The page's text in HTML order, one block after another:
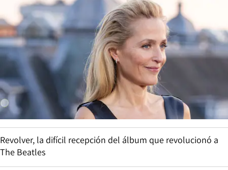
Revolver, la difícil recepción del álbum que revolucionó a
The Beatles